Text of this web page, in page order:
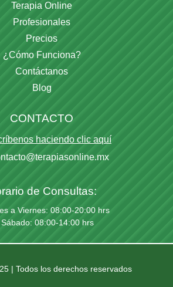
Terapia Online
Profesionales
Precios
¿Cómo Funciona?
Contáctanos
Blog
CONTACTO
haciendo clic aquí
de Consultas:
a Viernes: 08:00-20:00 hrs
Sábado: 08:00-14:00 hrs
| Todos los derechos reservados